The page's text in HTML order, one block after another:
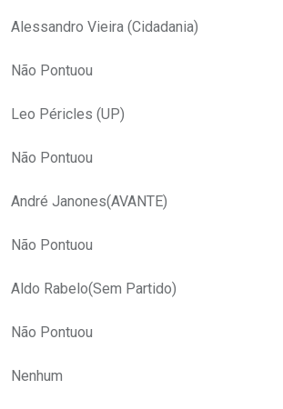
Alessandro Vieira (Cidadania)
Não Pontuou
Leo Péricles (UP)
Não Pontuou
André Janones(AVANTE)
Não Pontuou
Aldo Rabelo(Sem Partido)
Não Pontuou
Nenhum